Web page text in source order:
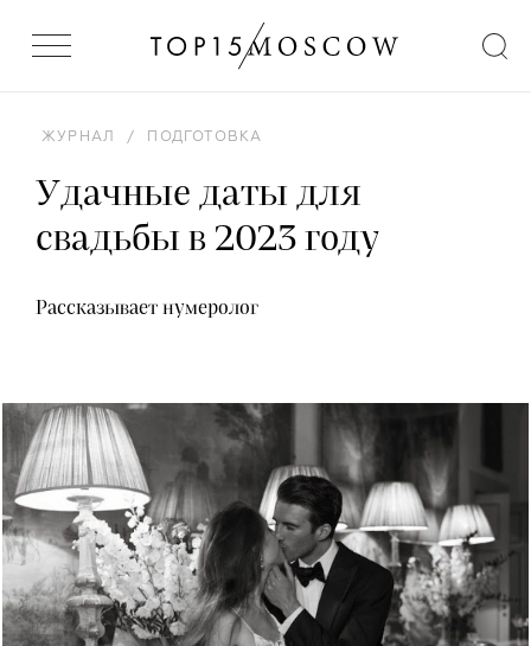
ЖУРНАЛ / ПОДГОТОВКА
Удачные даты для
свадьбы в 2023 году
Рассказывает нумеролог